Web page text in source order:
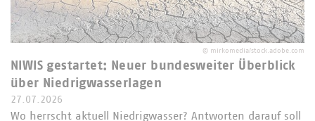
© mirkomedia/stock.adobe.com
NIWIS gestartet: Neuer bundesweiter Überblick
über Niedrigwasserlagen
27.07.2026
Wo herrscht aktuell Niedrigwasser? Antworten darauf soll